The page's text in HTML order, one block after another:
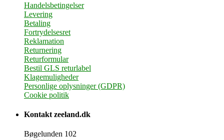
Handelsbetingelser
Levering
Betaling
Fortrydelsesret
Reklamation
Returnering
Returformular
Bestil GLS returlabel
Klagemuligheder
Personlige oplysninger (GDPR)
Cookie politik
Kontakt zeeland.dk
Bøgelunden 102